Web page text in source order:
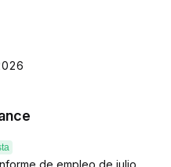
de empleo de julio,